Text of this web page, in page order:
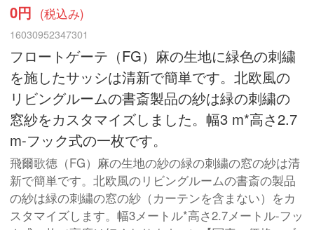
0円 (税込み)
16030952347301
フロートゲーテ（FG）麻の生地に緑色の刺繍
を施したサッシは清新で簡単です。北欧風の
リビングルームの書斎製品の紗は緑の刺繍の
窓紗をカスタマイズしました。幅3 m*高さ2.7
m-フック式の一枚です。
飛爾歌徳（FG）麻の生地の紗の緑の刺繍の窓の紗は清
新で簡単です。北欧風のリビングルームの書斎の製品
の紗は緑の刺繍の窓の紗（カーテンを含まない）をカ
スタマイズします。幅3メートル*高さ2.7メートル-フッ